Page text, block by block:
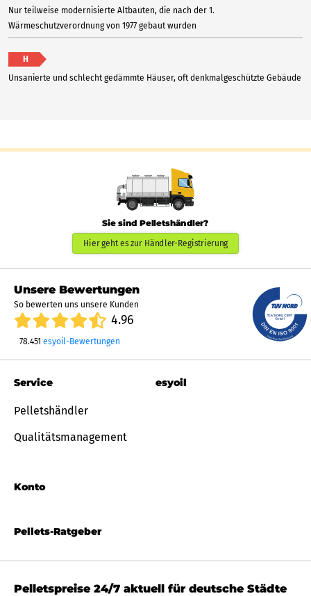
Nur teilweise modernisierte Altbauten, die nach der 1.
Wärmeschutzverordnung von 1977 gebaut wurden
H
Unsanierte und schlecht gedämmte Häuser, oft denkmalgeschützte Gebäude
Sie sind Pelletshändler?
Hier geht es zur Händler-Registrierung
Unsere Bewertungen
So bewerten uns unsere Kunden
4.96
78.451 esyoil-Bewertungen
Pellets-Ratgeber
Service
Pelletshändler
Qualitätsmanagement
Konto
esyoil
Pelletspreise 24/7 aktuell für deutsche Städte